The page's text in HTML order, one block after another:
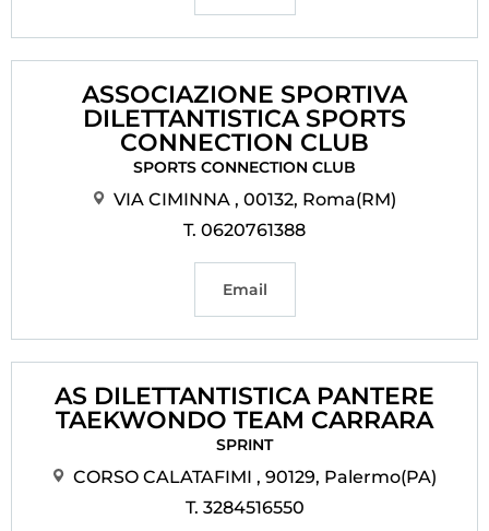
ASSOCIAZIONE SPORTIVA
DILETTANTISTICA SPORTS
CONNECTION CLUB
SPORTS CONNECTION CLUB
VIA CIMINNA , 00132, Roma(RM)
T. 0620761388
Email
AS DILETTANTISTICA PANTERE
TAEKWONDO TEAM CARRARA
SPRINT
CORSO CALATAFIMI , 90129, Palermo(PA)
T. 3284516550